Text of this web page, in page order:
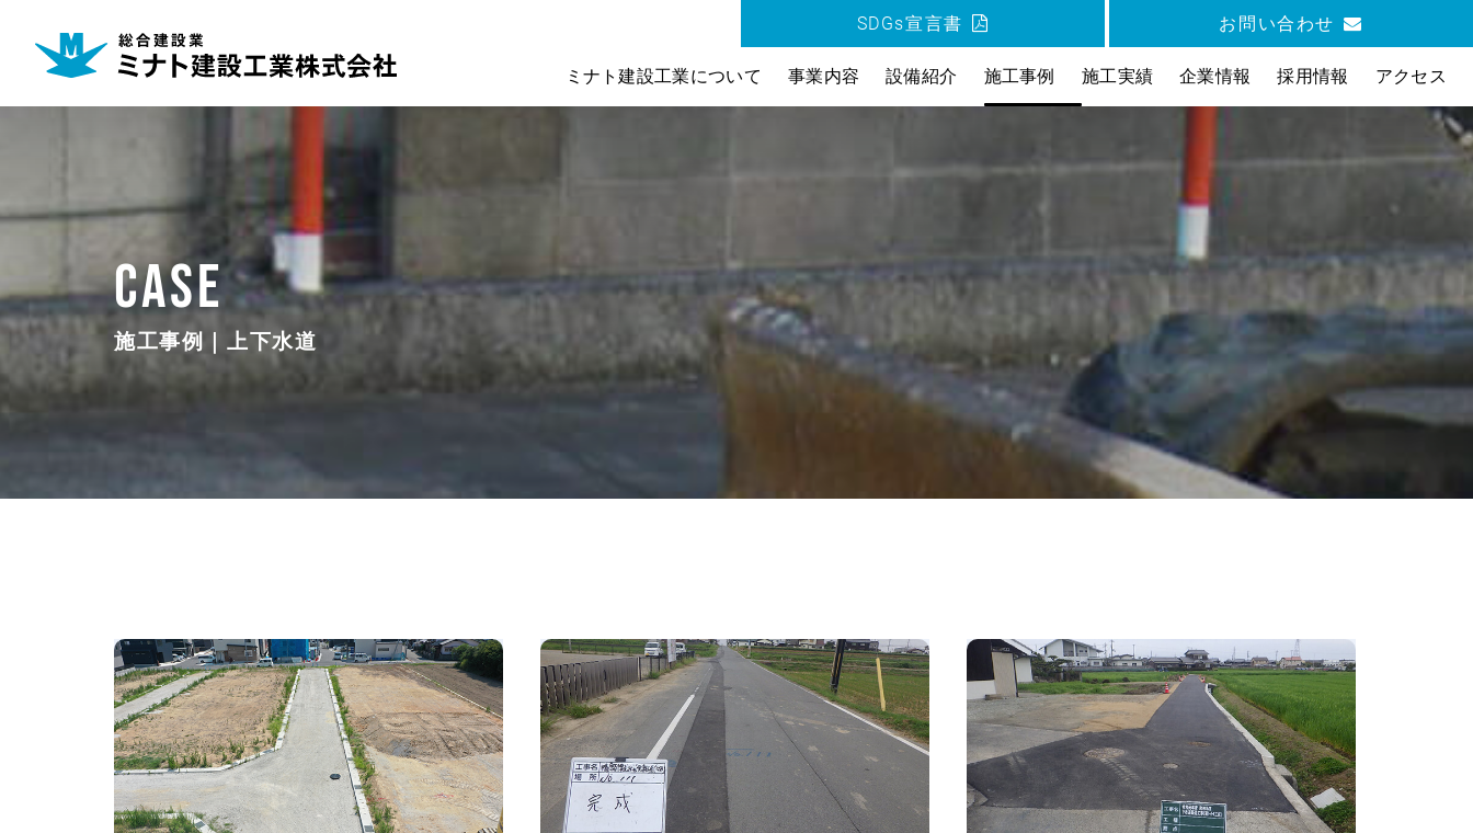
SDGs宣言書 お問い合わせ
ミナト建設工業について 事業内容 設備紹介 施工事例 施工実績 企業情報 採用情報 アクセス
CASE
施工事例｜上下水道